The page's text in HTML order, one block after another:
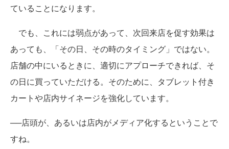
ていることになります。
でも、これには弱点があって、次回来店を促す効果は
あっても、「その日、その時のタイミング」ではない。
店舗の中にいるときに、適切にアプローチできれば、そ
の日に買っていただける。そのために、タブレット付き
カートや店内サイネージを強化しています。
──店頭が、あるいは店内がメディア化するということで
すね。